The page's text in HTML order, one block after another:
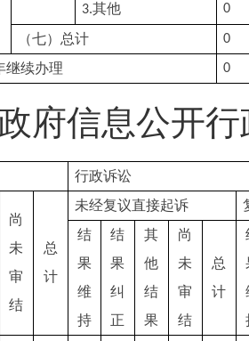
3.其他 0
（七）总计 0
继续办理 0
府信息公开
行政诉讼
尚
未
审
结
总
计
未经复议直接起诉
结
果
维
持
结
果
纠
正
其
他
结
果
尚
未
审
结
总
计